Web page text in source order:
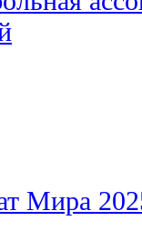
Мира